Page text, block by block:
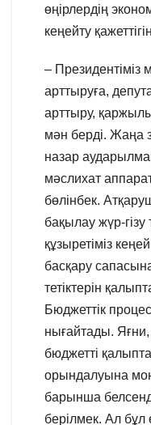
өңірлердің
кеңейту
– Президентіміз
арттыруға,
арттыру,
мән берді. Жаңа
назар
мәслихат
бөлінбек.
бақылау жүр-гізу
құзыретіміз
басқару
тетіктерін
Бюджеттік
нығайтады. Яғни,
бюджетті
орындалуына
барынша
берілмек. Ал бұл